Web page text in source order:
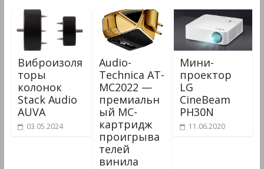
Виброизоля
торы
колонок
Stack Audio
AUVA
03.05.2024
Audio-
Technica АТ-
MC2022 —
премиальн
ый МС-
картридж
проигрыва
телей
винила
Мини-
проектор
LG
CineBeam
PH30N
11.06.2020